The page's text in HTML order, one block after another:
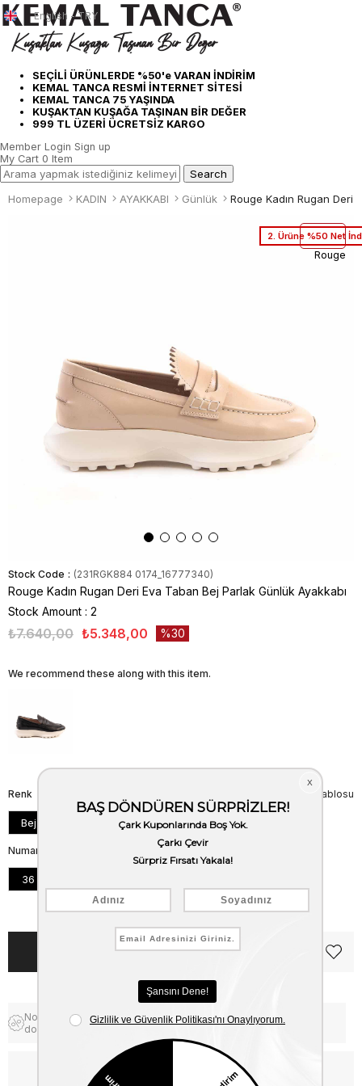
SEÇİLİ ÜRÜNLERDE %50'e VARAN İNDİRİM
KEMAL TANCA RESMİ İNTERNET SİTESİ
KEMAL TANCA 75 YAŞINDA
KUŞAKTAN KUŞAĞA TAŞINAN BİR DEĞER
999 TL ÜZERİ ÜCRETSİZ KARGO
English - TRY
Member Login Sign up
My Cart 0 Item
Homepage KADIN AYAKKABI Günlük
2. Ürüne %50 Net
Rouge
Stock Code (231RGK884 0174_16777340)
Rouge Kadın Rugan Deri Eva Taban Bej Parlak Günlük Ayakkabı
Stock Amount : 2
₺7.640,00 ₺5.348,00 30
We recommend these along with this item.
Beden Tablosu
Renk
Bej
Numara
36
Notify me when the price goes
down
Free Shipping
WhatsApp’tan Bilgi Al